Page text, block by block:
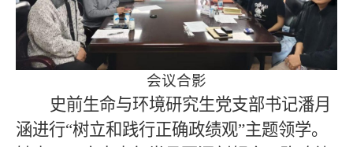
会议合影
史前生命与环境研究生党支部书记潘月
涵进行“树立和践行正确政绩观”主题领学。